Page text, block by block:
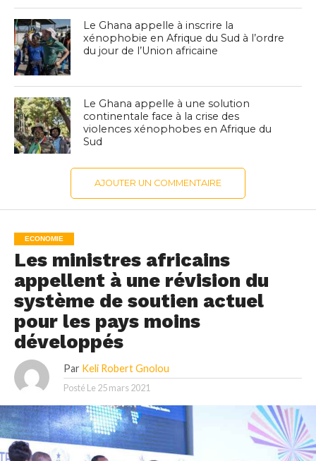
Le Ghana appelle à inscrire la
xénophobie en Afrique du Sud à l’ordre
du jour de l’Union africaine
Le Ghana appelle à une solution
continentale face à la crise des
violences xénophobes en Afrique du
Sud
AJOUTER UN COMMENTAIRE
ECONOMIE
Les ministres africains
appellent à une révision du
système de soutien actuel
pour les pays moins
développés
Par Keli Robert Gnolou
Posté Le 25 mars 2021